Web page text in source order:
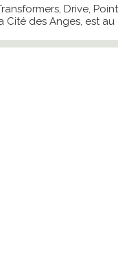
Drive,
des Anges, est